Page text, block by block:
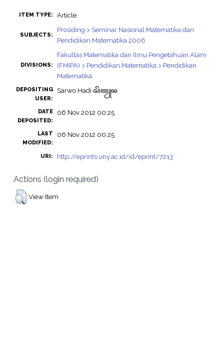
ITEM TYPE: Article
SUBJECTS:
Prosiding > Seminar Nasional Matematika dan
Pendidikan Matematika 2006
DIVISIONS:
Fakultas Matematika dan Ilmu Pengetahuan Alam
(FMIPA) > Pendidikan Matematika > Pendidikan
Matematika
DEPOSITING
USER:
Sarwo Hadi ꦱꦼꦠꦾꦤ
DATE
DEPOSITED:
06 Nov 2012 00:25
LAST
MODIFIED:
06 Nov 2012 00:25
URI: http://eprints.uny.ac.id/id/eprint/7213
Actions (login required)
View Item